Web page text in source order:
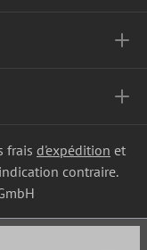
frais d'expédition et
contraire.